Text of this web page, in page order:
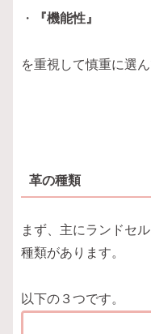
・ 『機能性』
を重視して慎重に選ん
革の種類
まず、主にランドセ
種類があります。
以下の３つです。